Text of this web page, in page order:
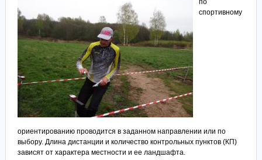
по
спортивному
ориентированию проводится в заданном направлении или по
выбору. Длина дистанции и количество контрольных пунктов (КП)
зависят от характера местности и ее ландшафта.